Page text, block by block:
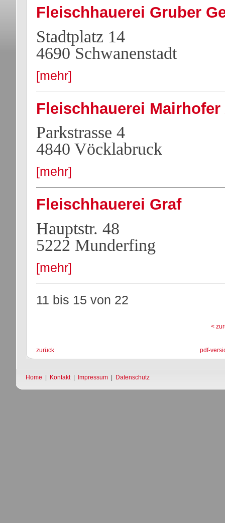
Fleischhauerei Gruber
Stadtplatz 14
4690 Schwanenstadt
[mehr]
Fleischhauerei
Parkstrasse 4
4840 Vöcklabruck
[mehr]
Fleischhauerei Graf
Hauptstr. 48
5222 Munderfing
[mehr]
11 bis 15 von 22
<
zurück pdf-
Home | Kontakt| Impressum | Datenschutz